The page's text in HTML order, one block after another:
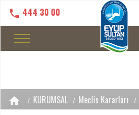
444 30 00
KURUMSAL Meclis Kararları